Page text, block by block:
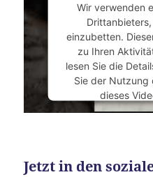
powered by
Management
Wir verwenden
einzubetten.
zu Ihren
lesen Sie die
Sie der Nutzung
dieses
Jetzt in den